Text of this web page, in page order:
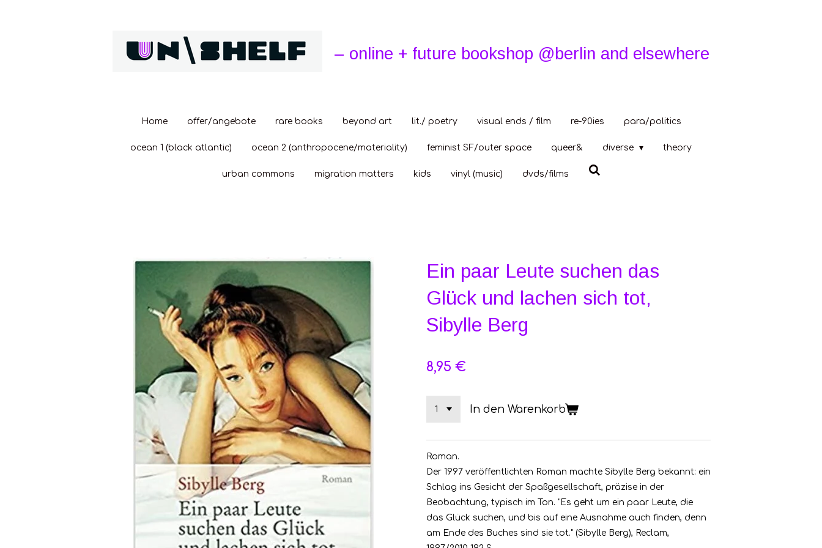
– online + future bookshop @berlin and elsewhere
Home offer/angebote rare books beyond art lit./ poetry visual ends / film re-90ies para/politics
ocean 1 (black atlantic) ocean 2 (anthropocene/materiality) feminist SF/outer space queer& diverse theory
urban commons migration matters kids vinyl (music) dvds/films
Ein paar Leute suchen das
Glück und lachen sich tot,
Sibylle Berg
8,95 €
In den Warenkorb
Roman.
Der 1997 veröffentlichten Roman machte Sibylle Berg bekannt: ein
Schlag ins Gesicht der Spaßgesellschaft, präzise in der
Beobachtung, typisch im Ton. "Es geht um ein paar Leute, die
das Glück suchen, und bis auf eine Ausnahme auch finden, denn
am Ende des Buches sind sie tot." (Sibylle Berg), Reclam,